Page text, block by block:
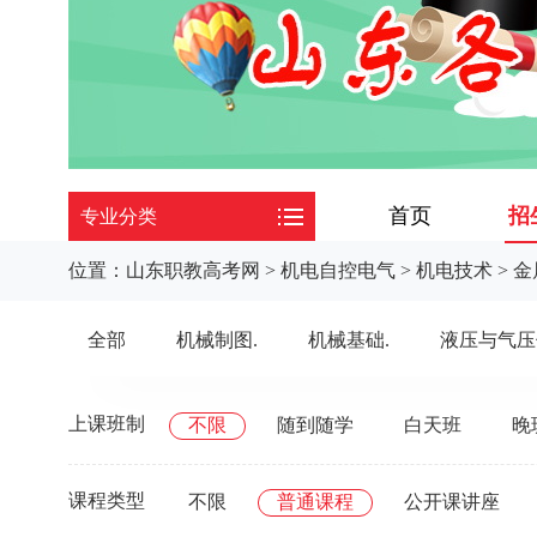
专业分类 首页 招
位置： 山东职教高考网 > 机电自控电气 > 机电技术 > 金
全部 机械制图. 机械基础. 液压与气
上课班制 不限 随到随学 白天班 晚
课程类型 不限 普通课程 公开课讲座